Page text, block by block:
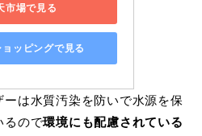
市場で見る
ッピングで見る
は水質汚染を防いで水源を保
るので環境にも配慮されている